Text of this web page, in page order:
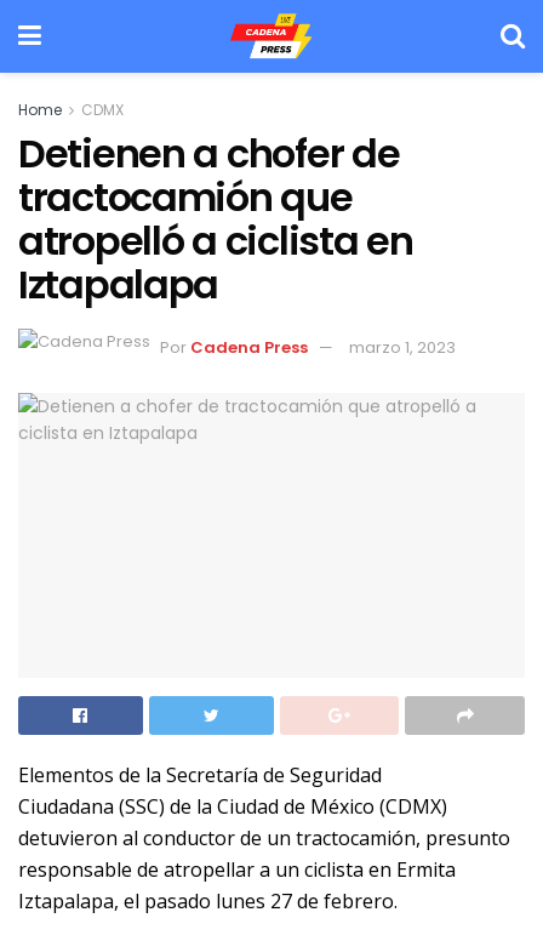
Home CDMX
Detienen a chofer de
tractocamión que
atropelló a ciclista en
Iztapalapa
Por Cadena Press marzo 1, 2023
Elementos de la Secretaría de Seguridad
Ciudadana (SSC) de la Ciudad de México (CDMX)
detuvieron al conductor de un tractocamión, presunto
responsable de atropellar a un ciclista en Ermita
Iztapalapa, el pasado lunes 27 de febrero.